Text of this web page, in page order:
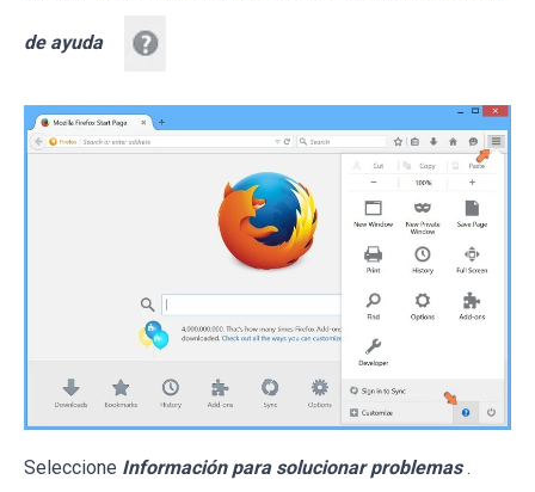
de ayuda
Seleccione Información para solucionar problemas .